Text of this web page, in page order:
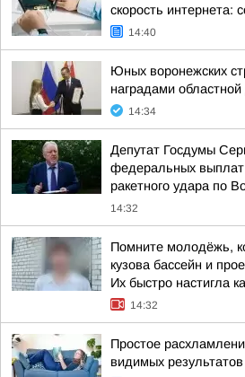
скорость интернета:
14:40
Юных воронежских
наградами
14:34
Депутат Госдумы
федеральных
ракетного удара по
14:32
Помните молодёжь,
кузова бассейн и
Их быстро настигла
14:32
Простое
видимых результатов